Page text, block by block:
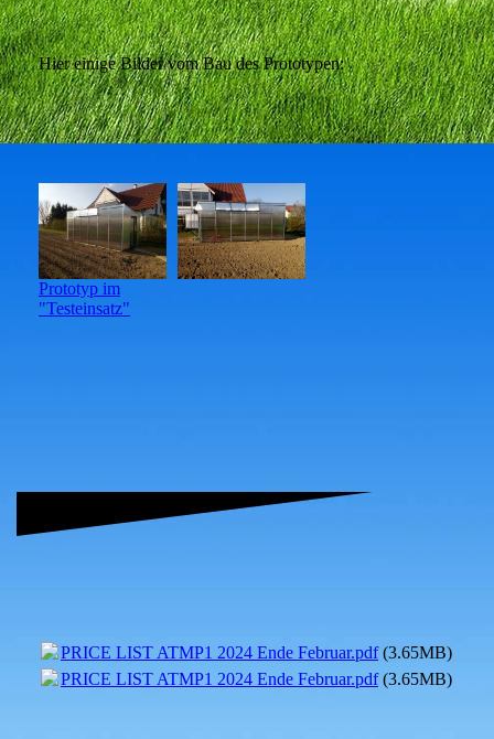
Hier einige Bilder vom Bau des Prototypen:
Prototyp im
"Testeinsatz"
PRICE LIST ATMP1 2024 Ende Februar.pdf(3.65MB)
PRICE LIST ATMP1 2024 Ende Februar.pdf(3.65MB)